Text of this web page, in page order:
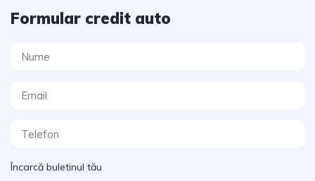
Formular credit auto
Încarcă buletinul tău